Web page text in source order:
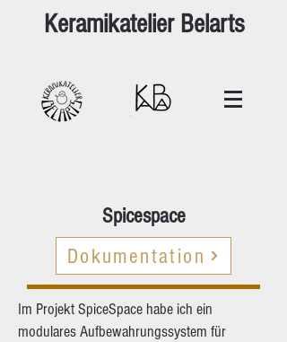
Keramikatelier Belarts
Spicespace
Dokumentation
Im Projekt SpiceSpace habe ich ein
modulares Aufbewahrungssystem für